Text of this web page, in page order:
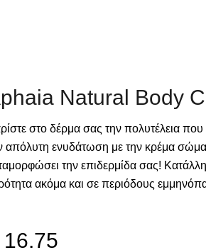
Natural Body
στο δέρμα σας την πολυτέλεια που
απόλυτη ενυδάτωση με την κρέμα
την επιδερμίδα σας!
ακόμα και σε περιόδους
16.75